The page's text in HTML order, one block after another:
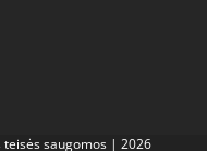
teisės saugomos | 2026